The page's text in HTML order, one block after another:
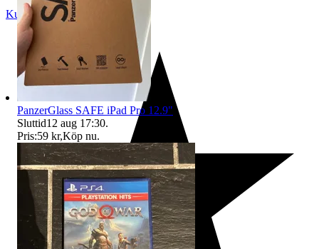
Kungsbacka,Sverige
PanzerGlass SAFE iPad Pro 12.9"
Sluttid12 aug 17:30.
Pris:59 kr,Köp nu.